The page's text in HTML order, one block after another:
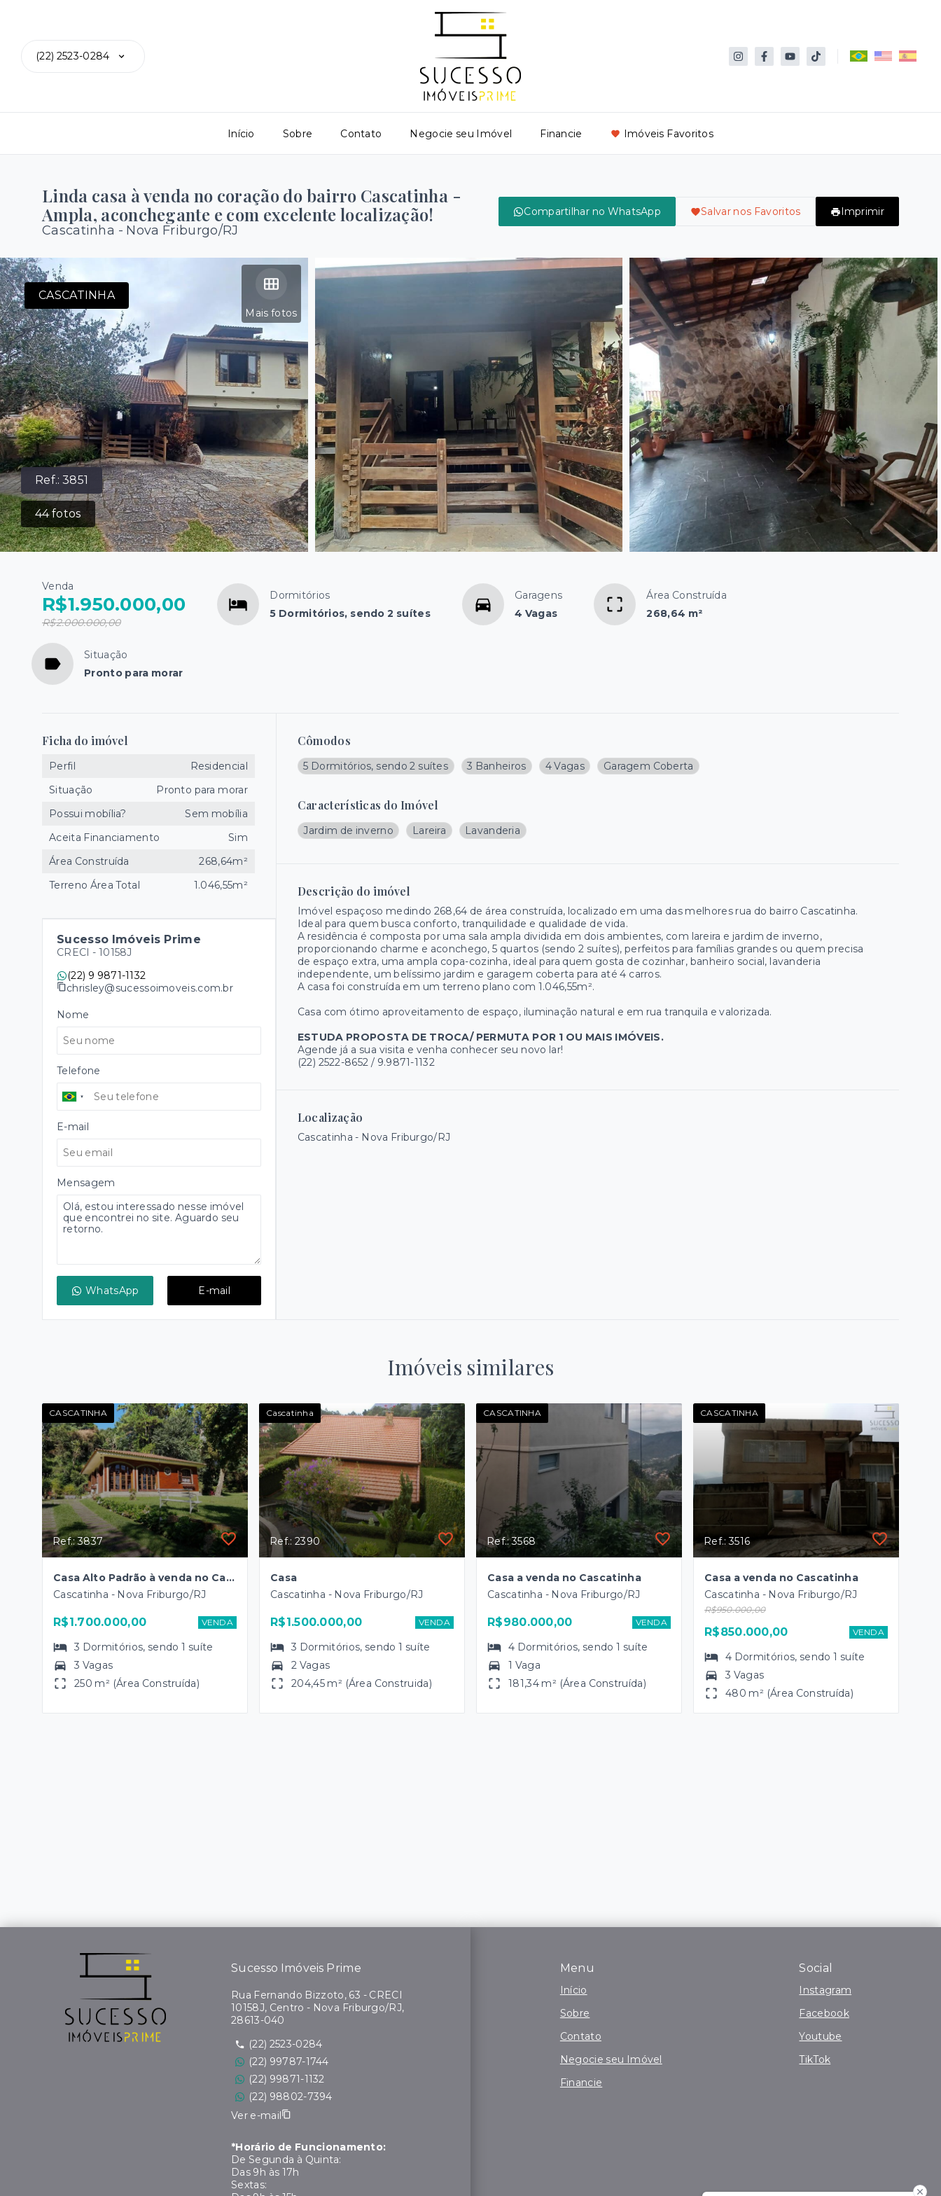
(22) 2523-0284
Início Sobre Contato Negocie seu Imóvel Financie Imóveis Favoritos
Linda casa à venda no coração do bairro Cascatinha -
Ampla, aconchegante e com excelente localização!
Cascatinha - Nova Friburgo/RJ
Compartilhar no WhatsApp Salvar nos Favoritos Imprimir
Ref.:3851
44fotos
Mais fotos
CASCATINHA
Venda
R$1.950.000,00
R$2.000.000,00
Dormitórios
5 Dormitórios, sendo 2 suítes
Garagens
4 Vagas
Área Construída
268,64 m²
Situação
Pronto para morar
Cômodos
5 Dormitórios, sendo 2 suítes 3 Banheiros 4 Vagas Garagem Coberta
Características do Imóvel
Jardim de inverno Lareira Lavanderia
Descrição do imóvel
Imóvel espaçoso medindo 268,64 de área construída, localizado em uma das melhores rua do bairro Cascatinha.
Ideal para quem busca conforto, tranquilidade e qualidade de vida.
A residência é composta por uma sala ampla dividida em dois ambientes, com lareira e jardim de inverno,
proporcionando charme e aconchego, 5 quartos (sendo 2 suítes), perfeitos para famílias grandes ou quem precisa
de espaço extra, uma ampla copa-cozinha, ideal para quem gosta de cozinhar, banheiro social, lavanderia
independente, um belíssimo jardim e garagem coberta para até 4 carros.
A casa foi construída em um terreno plano com 1.046,55m².
Casa com ótimo aproveitamento de espaço, iluminação natural e em rua tranquila e valorizada.
ESTUDA PROPOSTA DE TROCA/ PERMUTA POR 1 OU MAIS IMÓVEIS.
Agende já a sua visita e venha conhecer seu novo lar!
(22) 2522-8652 / 9.9871-1132
Localização
Cascatinha - Nova Friburgo/RJ
Ficha do imóvel
Perfil
Residencial
Situação
Pronto para morar
Possui mobília?
Sem mobília
Aceita Financiamento
Sim
Área Construída
268,64m²
Terreno Área Total
1.046,55m²
Sucesso Imóveis Prime
CRECI - 10158J
(22) 9 9871-1132
chrisley@sucessoimoveis.com.br
Nome
Telefone
E-mail
Mensagem
WhatsApp E-mail
Imóveis similares
CASCATINHA
Ref.: 3837
Casa Alto Padrão à venda no Cascatinha
Cascatinha - Nova Friburgo/RJ
R$1.700.000,00 VENDA
3 Dormitórios, sendo1 suíte
3 Vagas
250 m² (Área Construída)
Cascatinha
Ref.: 2390
Casa
Cascatinha - Nova Friburgo/RJ
R$1.500.000,00 VENDA
3 Dormitórios, sendo1 suíte
2 Vagas
204,45 m² (Área Construida)
CASCATINHA
Ref.: 3568
Casa a venda no Cascatinha
Cascatinha - Nova Friburgo/RJ
R$980.000,00 VENDA
4 Dormitórios, sendo1 suíte
1 Vaga
181,34 m² (Área Construída)
CASCATINHA
Ref.: 3516
Casa a venda no Cascatinha
Cascatinha - Nova Friburgo/RJ
R$950.000,00
R$850.000,00 VENDA
4 Dormitórios, sendo1 suíte
3 Vagas
480 m² (Área Construída)
Menu
Início
Sobre
Contato
Negocie seu Imóvel
Financie
Social
Instagram
Facebook
Youtube
TikTok
Sucesso Imóveis Prime
Rua Fernando Bizzoto, 63 - CRECI
10158J, Centro - Nova Friburgo/RJ,
28613-040
(22) 2523-0284
(22) 99787-1744
(22) 99871-1132
(22) 98802-7394
Ver e-mail
*Horário de Funcionamento:
De Segunda à Quinta:
Das 9h às 17h
Sextas: